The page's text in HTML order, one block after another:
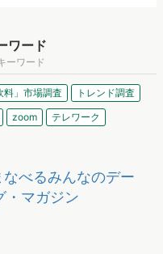
ワード
ーワード
料」市場調査
トレンド調査
zoom テレワーク
べるみんなのデー
・マガジン